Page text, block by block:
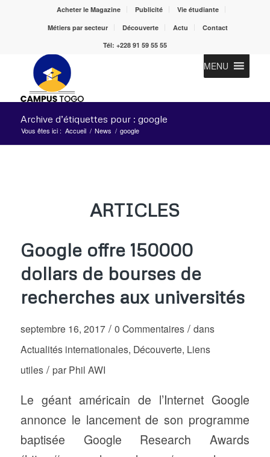
Acheter le Magazine Publicité
Vie étudiante
Métiers par secteur
Découverte Actu
Contact
Tél: +228 91 59 55 55
MENU
Archive d’étiquettes pour : google
Vous êtes ici : Accueil / News / google
ARTICLES
Google offre 150000
dollars de bourses de
recherches aux universités
septembre 16, 2017 / 0 Commentaires / dans
Actualités internationales, Découverte, Liens
utiles / par Phil AWI
Le géant américain de l’Internet Google
annonce le lancement de son programme
baptisée Google Research Awards